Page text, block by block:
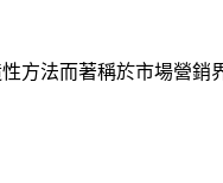
方法而著稱於市場營